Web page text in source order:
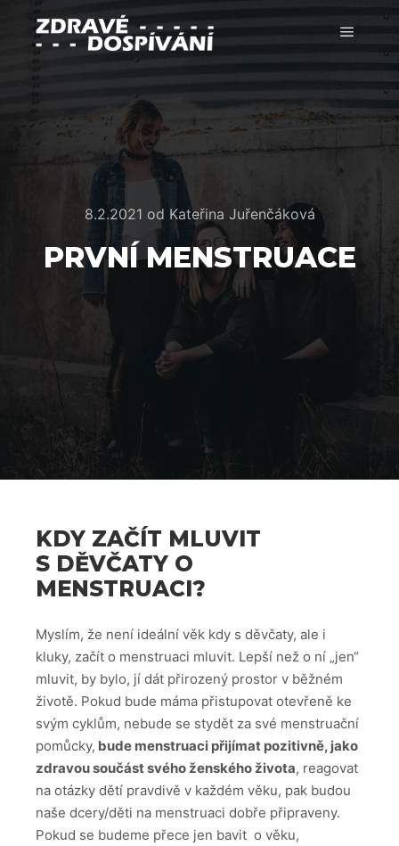
8.2.2021 od Kateřina Juřenčáková
PRVNÍ MENSTRUACE
KDY ZAČÍT MLUVIT
S DĚVČATY O
MENSTRUACI?
Myslím, že není ideální věk kdy s děvčaty, ale i
kluky, začít o menstruaci mluvit. Lepší než o ní „jen“
mluvit, by bylo, jí dát přirozený prostor v běžném
životě. Pokud bude máma přistupovat otevřeně ke
svým cyklům, nebude se stydět za své menstruační
pomůcky, bude menstruaci přijímat pozitivně, jako
zdravou součást svého ženského života, reagovat
na otázky dětí pravdivě v každém věku, pak budou
naše dcery/děti na menstruaci dobře připraveny.
Pokud se budeme přece jen bavit o věku,